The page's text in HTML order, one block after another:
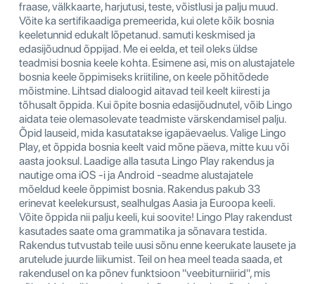
fraase, välkkaarte, harjutusi, teste, võistlusi ja palju muud.
Võite ka sertifikaadiga premeerida, kui olete kõik bosnia
keeletunnid edukalt lõpetanud. samuti keskmised ja
edasijõudnud õppijad. Me ei eelda, et teil oleks üldse
teadmisi bosnia keele kohta. Esimene asi, mis on alustajatele
bosnia keele õppimiseks kriitiline, on keele põhitõdede
mõistmine. Lihtsad dialoogid aitavad teil keelt kiiresti ja
tõhusalt õppida. Kui õpite bosnia edasijõudnutel, võib Lingo
aidata teie olemasolevate teadmiste värskendamisel palju.
Õpid lauseid, mida kasutatakse igapäevaelus. Valige Lingo
Play, et õppida bosnia keelt vaid mõne päeva, mitte kuu või
aasta jooksul. Laadige alla tasuta Lingo Play rakendus ja
nautige oma iOS -i ja Android -seadme alustajatele
mõeldud keele õppimist bosnia. Rakendus pakub 33
erinevat keelekursust, sealhulgas Aasia ja Euroopa keeli.
Võite õppida nii palju keeli, kui soovite! Lingo Play rakendust
kasutades saate oma grammatika ja sõnavara testida.
Rakendus tutvustab teile uusi sõnu enne keerukate lausete ja
arutelude juurde liikumist. Teil on hea meel teada saada, et
rakendusel on ka põnev funktsioon "veebiturniirid", mis